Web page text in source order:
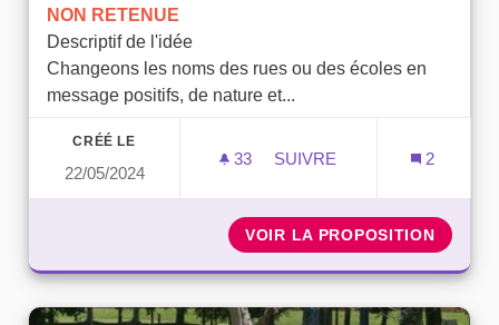
NON RETENUE
Descriptif de l'idée
Changeons les noms des rues ou des écoles en
message positifs, de nature et...
CRÉÉ LE
22/05/2024
33 33 ABONNÉS
SUIVRE
2
VOIR LA PROPOSITION